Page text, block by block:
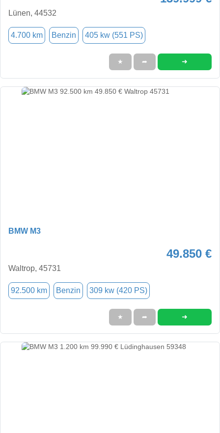
Lünen, 44532
4.700 km Benzin 405 kw (551 PS)
★ ➦ ➜
BMW M3
49.850 €
Waltrop, 45731
92.500 km Benzin 309 kw (420 PS)
★ ➦ ➜